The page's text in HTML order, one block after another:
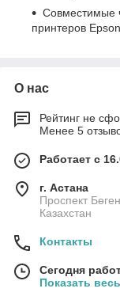
Совместимые
принтеров Epson
О нас
Рейтинг не
Менее 5
Работает с
г. Астана
Проспект
Казахстан
Контакты
Сегодня
Показать